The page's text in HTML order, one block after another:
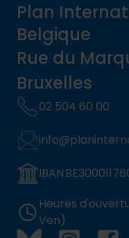
Plan
Belgique
Rue du
Bruxelles
02 504 60 00
IBAN
Heures
Ven)